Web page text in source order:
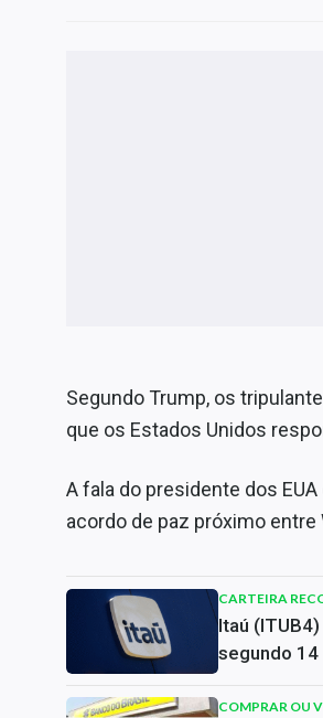
Segundo Trump, os
que os Estados Unidos
A fala do presidente dos
acordo de paz próximo entre
CARTEIRA
Itaú
segundo 14
COMPRAR OU